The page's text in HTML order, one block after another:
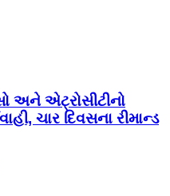
અને એટ્રોસીટીનો
ચાર દિવસના રીમાન્ડ